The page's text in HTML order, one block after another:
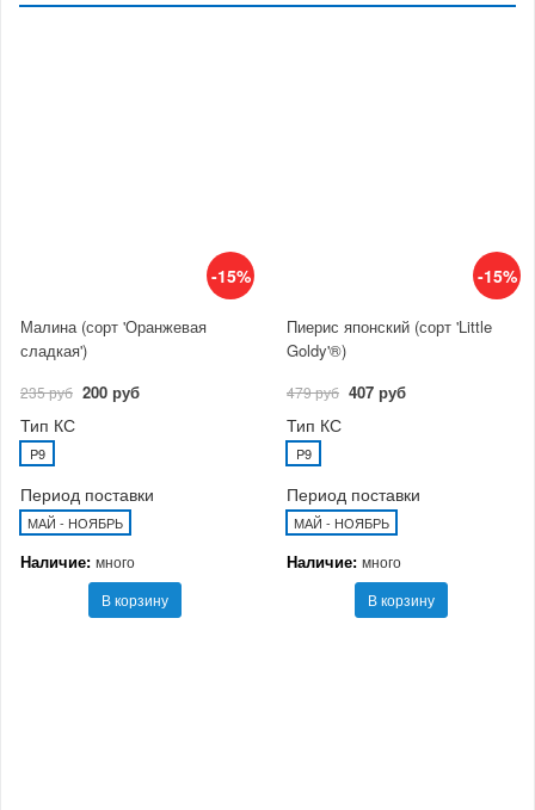
-15%
Малина (сорт 'Оранжевая
сладкая')
235 руб 200 руб
Тип КС
P9
Период поставки
МАЙ - НОЯБРЬ
Наличие: много
В корзину
-15%
Пиерис японский (сорт 'Little
Goldy'®)
479 руб 407 руб
Тип КС
P9
Период поставки
МАЙ - НОЯБРЬ
Наличие: много
В корзину